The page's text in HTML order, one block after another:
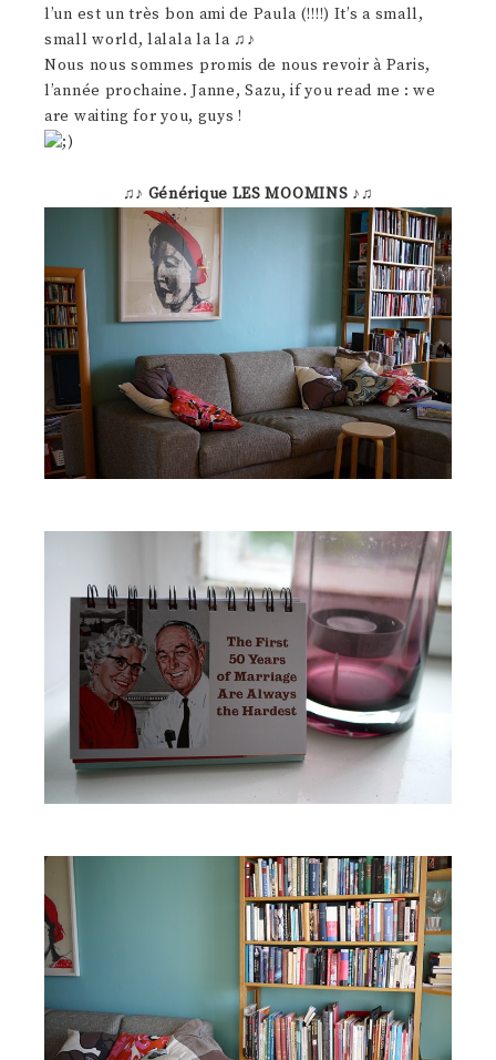
l’un est un très bon ami de Paula (!!!!) It’s a small,
small world, lalala la la ♫♪
Nous nous sommes promis de nous revoir à Paris,
l’année prochaine. Janne, Sazu, if you read me : we
are waiting for you, guys !
♫♪ Générique LES MOOMINS ♪♫